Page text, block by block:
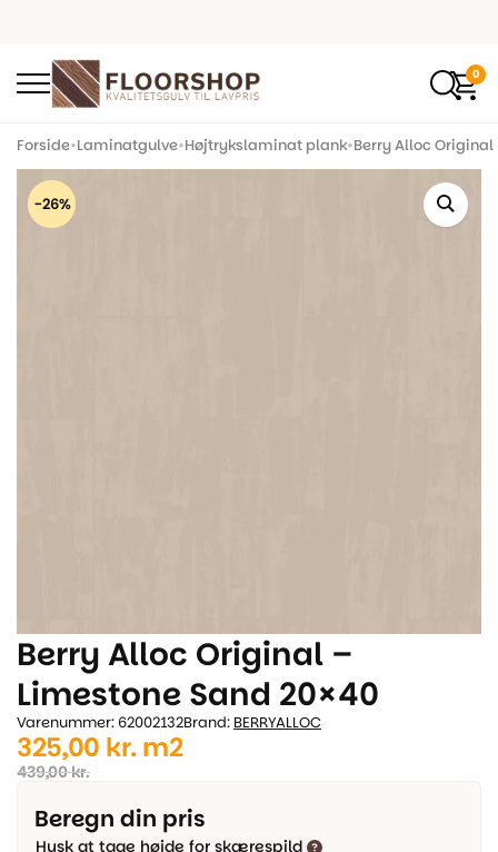
0
Forside•Laminatgulve•Højtrykslaminat plank•Berry Alloc Original
-26%
Berry Alloc Original –
Limestone Sand 20×40
Varenummer: 62002132Brand: BERRYALLOC
439,00kr.
Den
oprindelige
pris
var:
325,00 kr.
Den
aktuelle
pris
er:
m2
Beregn din pris
Husk at tage højde for skærespild